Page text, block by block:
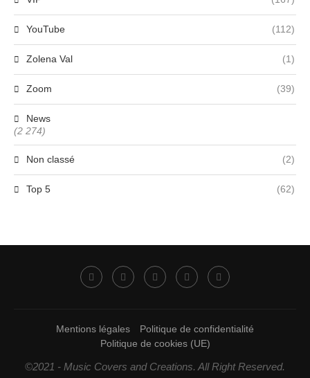
YouTube (112)
Zolena Val (1)
Zoom (39)
News
(2 274)
Non classé (2)
Top 5 (62)
Mentions légales
Politique de confidentialité
Politique de cookies (UE)
©2021 - Music Covers and Creations. All Right Reserved.